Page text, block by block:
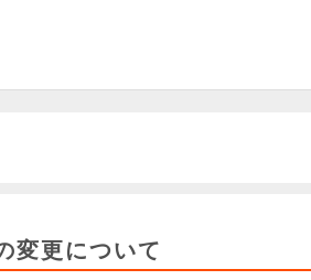
変更について